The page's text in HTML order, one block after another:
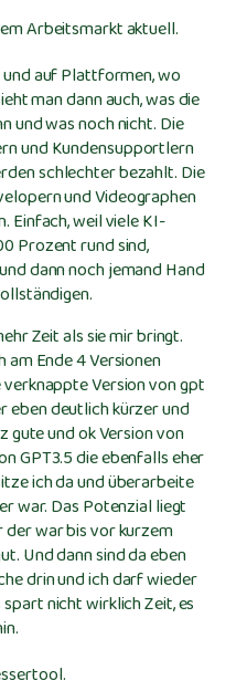
Arbeitsmarkt aktuell.
auf Plattformen, wo
man dann auch, was die
und was noch nicht. Die
und Kundensupportlern
schlechter bezahlt. Die
und Videographen
Einfach, weil viele KI-
Prozent rund sind,
dann noch jemand Hand
Zeit als sie mir bringt.
am Ende 4 Versionen
Version von gpt
eben deutlich kürzer und
gute und ok Version von
GPT3.5 die ebenfalls eher
ich da und überarbeite
war. Das Potenzial liegt
der war bis vor kurzem
Und dann sind da eben
drin und ich darf wieder
nicht wirklich Zeit, es